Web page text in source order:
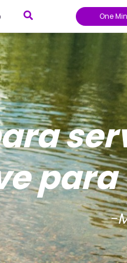
Buscar One
-